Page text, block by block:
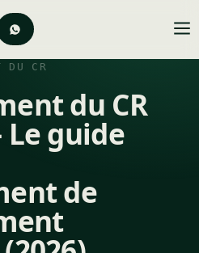
DU CR
du CR
guide
de